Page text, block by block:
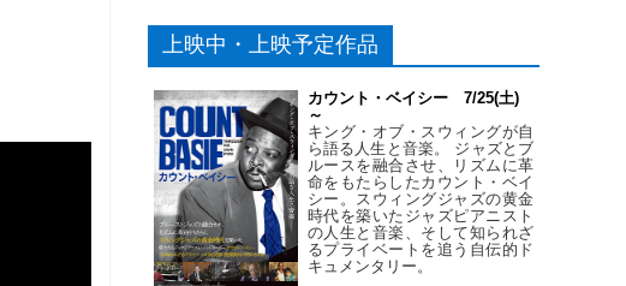
上映中・上映予定作品
カウント・ベイシー 7/25(土)
～
キング・オブ・スウィングが自
ら語る人生と音楽。 ジャズとブ
ルースを融合させ、リズムに革
命をもたらしたカウント・ベイ
シー。スウィングジャズの黄金
時代を築いたジャズピアニスト
の人生と音楽、そして知られざ
るプライベートを追う自伝的ド
キュメンタリー。